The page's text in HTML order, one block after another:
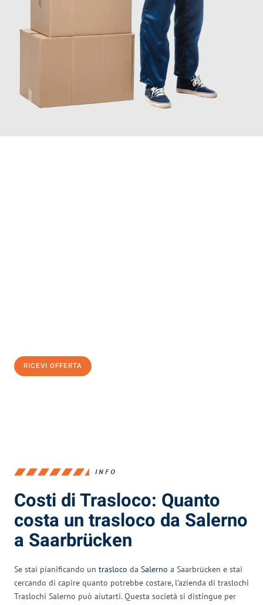
RICEVI OFFERTA
INFO
Costi di Trasloco: Quanto
costa un trasloco da Salerno
a Saarbrücken
Se stai pianificando un trasloco da Salerno a Saarbrücken e stai
cercando di capire quanto potrebbe costare, l’azienda di traslochi
Traslochi Salerno può aiutarti. Questa società si distingue per